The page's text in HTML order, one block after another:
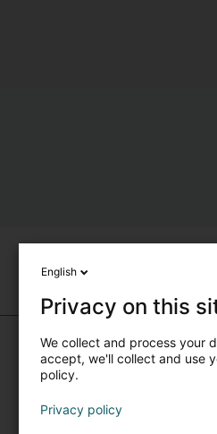
English
Privacy on this
We collect and process your
accept, we'll collect and use
policy.
Privacy policy